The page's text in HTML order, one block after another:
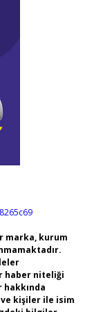
marka, kurum
haber niteliği
ve kişiler ile isim